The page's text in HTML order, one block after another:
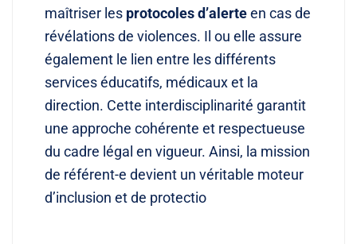
maîtriser les protocoles d’alerteen cas de
révélations de violences. Il ou elle assure
également le lien entre les différents
services éducatifs, médicaux et la
direction. Cette interdisciplinarité garantit
une approche cohérente et respectueuse
du cadre légal en vigueur. Ainsi, la mission
de référent-e devient un véritable moteur
d’inclusion et de protectio